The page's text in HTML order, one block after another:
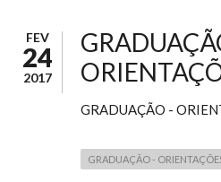
FEV
24
2017
GRADUAÇÃO -
GRADUAÇÃO -